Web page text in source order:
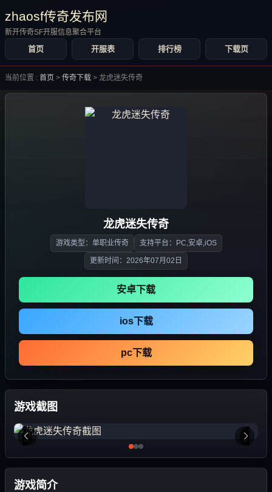
zhaosf传奇发布网
新开传奇SF开服信息聚合平台
首页 开服表 排行榜 下载页
当前位置 : 首页 > 传奇下载 > 龙虎迷失传奇
龙虎迷失传奇
游戏类型：单职业传奇 支持平台：PC,安卓,iOS
更新时间：2026年07月02日
安卓下载
ios下载
pc下载
游戏截图
游戏简介